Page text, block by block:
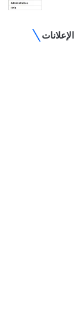
الإعلانات